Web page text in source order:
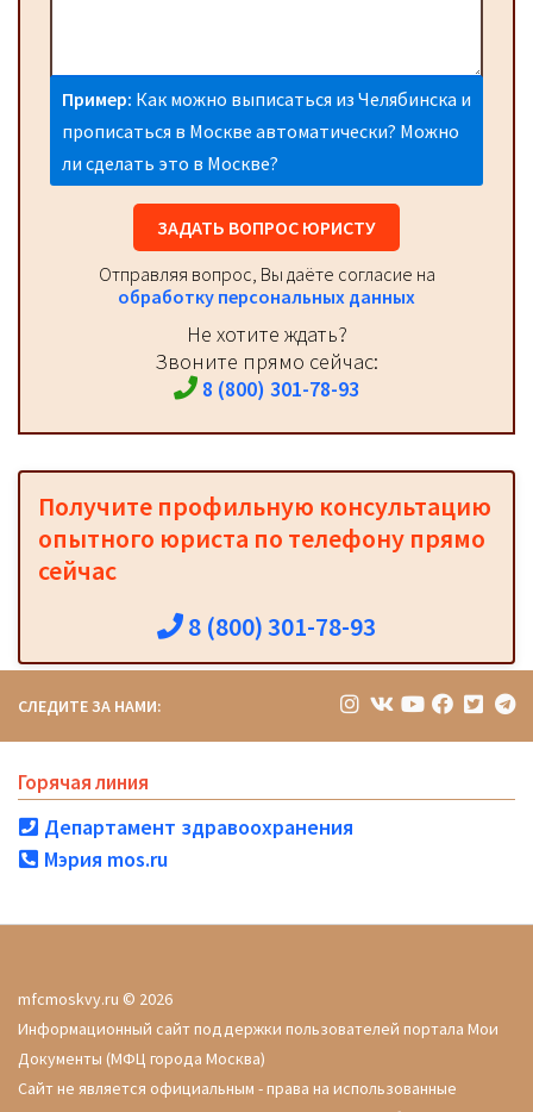
Пример: Как можно выписаться из Челябинска и
прописаться в Москве автоматически? Можно
ли сделать это в Москве?
ЗАДАТЬ ВОПРОС ЮРИСТУ
Отправляя вопрос, Вы даёте согласие на
обработку персональных данных
Не хотите ждать?
Звоните прямо сейчас:
8 (800) 301-78-93
Получите профильную консультацию
опытного юриста по телефону прямо
сейчас
8 (800) 301-78-93
СЛЕДИТЕ ЗА НАМИ:
Горячая линия
Департамент здравоохранения
Мэрия mos.ru
mfcmoskvy.ru © 2026
Информационный сайт поддержки пользователей портала Мои
Документы (МФЦ города Москва)
Сайт не является официальным - права на использованные